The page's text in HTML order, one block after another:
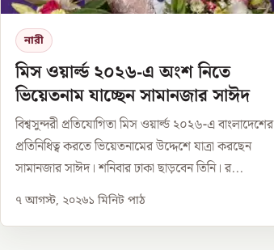
নারী
মিস ওয়ার্ল্ড ২০২৬-এ অংশ নিতে
ভিয়েতনাম যাচ্ছেন সামানজার সাঈদ
বিশ্বসুন্দরী প্রতিযোগিতা মিস ওয়ার্ল্ড ২০২৬-এ বাংলাদেশের
প্রতিনিধিত্ব করতে ভিয়েতনামের উদ্দেশে যাত্রা করছেন
সামানজার সাঈদ। শনিবার ঢাকা ছাড়বেন তিনি। র...
৭ আগস্ট, ২০২৬১ মিনিট পাঠ